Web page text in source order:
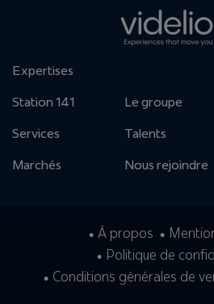
Expertises
Station 141
Services
Marchés
Le groupe
Talents
Nous rejoindre
À propos
Politique de
Conditions générales de